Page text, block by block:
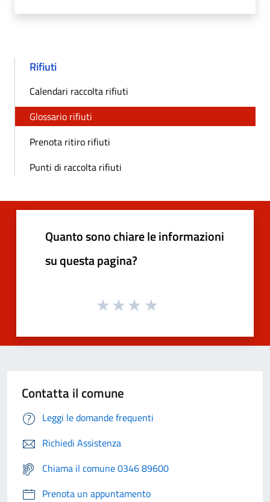
Rifiuti
Calendari raccolta rifiuti
Glossario rifiuti
Prenota ritiro rifiuti
Punti di raccolta rifiuti
Quanto sono chiare le informazioni
su questa pagina?
Contatta il comune
Leggi le domande frequenti
Richiedi Assistenza
Chiama il comune 0346 89600
Prenota un appuntamento